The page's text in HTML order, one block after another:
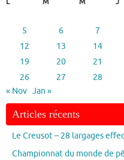
5
6 7
12
13 14
19
20 21
26
27 28
« Nov Jan »
Articles récents
Le Creusot – 28 largages
Championnat du monde de